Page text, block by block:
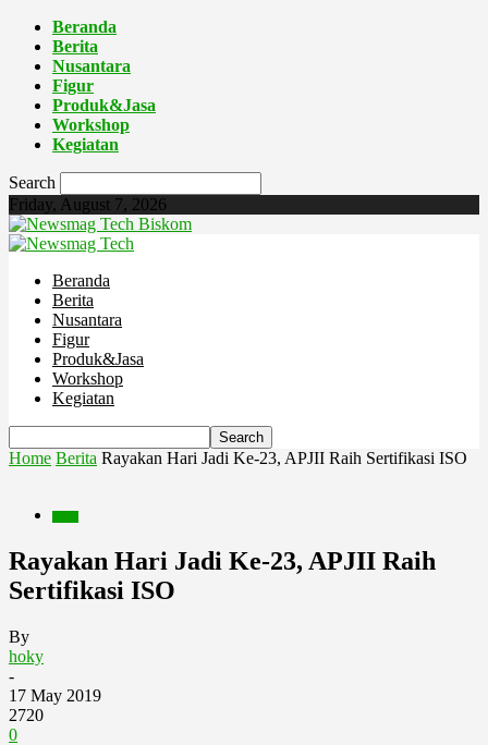
Beranda
Berita
Nusantara
Figur
Produk&Jasa
Workshop
Kegiatan
Search
Friday, August 7, 2026
Biskom
Beranda
Berita
Nusantara
Figur
Produk&Jasa
Workshop
Kegiatan
Home Berita Rayakan Hari Jadi Ke-23, APJII Raih Sertifikasi ISO
Rayakan Hari Jadi Ke-23, APJII Raih
Sertifikasi ISO
By
hoky
-
17 May 2019
2720
0